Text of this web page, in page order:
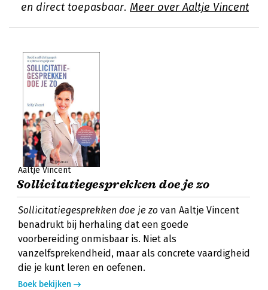
en direct toepasbaar. Meer over Aaltje Vincent
Aaltje Vincent
Sollicitatiegesprekken doe je zo
Sollicitatiegesprekken doe je zo van Aaltje Vincent
benadrukt bij herhaling dat een goede
voorbereiding onmisbaar is. Niet als
vanzelfsprekendheid, maar als concrete vaardigheid
die je kunt leren en oefenen.
Boek bekijken